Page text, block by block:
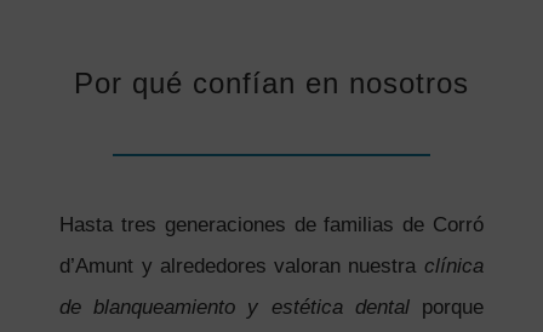
Por qué confían en nosotros
Hasta tres generaciones de familias de Corró
d’Amunt y alrededores valoran nuestra clínica
de blanqueamiento y estética dentalporque